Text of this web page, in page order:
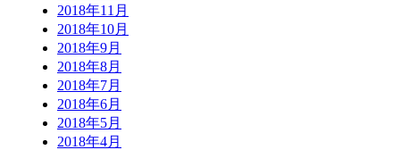
2018年11月
2018年10月
2018年9月
2018年8月
2018年7月
2018年6月
2018年5月
2018年4月